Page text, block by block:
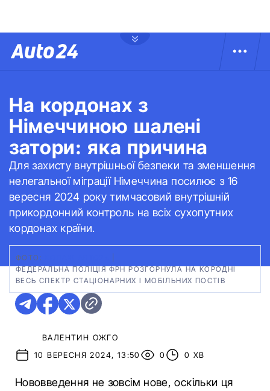
На кордонах з
Німеччиною шалені
затори: яка причина
Для захисту внутрішньої безпеки та зменшення
нелегальної міграції Німеччина посилює з 16
вересня 2024 року тимчасовий внутрішній
прикордонний контроль на всіх сухопутних
кордонах країни.
ФОТО:
ФЕДЕРАЛЬНА ПОЛІЦІЯ ФРН РОЗГОРНУЛА НА КОРОДНІ
ВЕСЬ СПЕКТР СТАЦІОНАРНИХ І МОБІЛЬНИХ ПОСТІВ
ВАЛЕНТИН ОЖГО
10 ВЕРЕСНЯ 2024, 13:50
0 0 ХВ
Нововведення не зовсім нове, оскільки ця